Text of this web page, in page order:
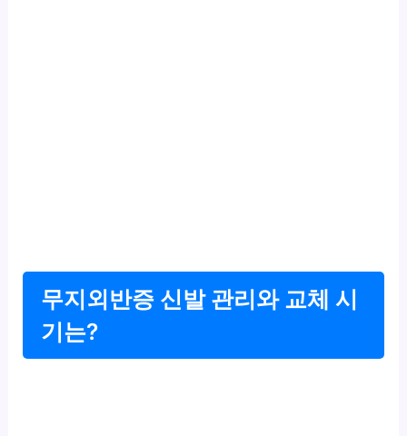
무지외반증 신발 관리와 교체 시
기는?